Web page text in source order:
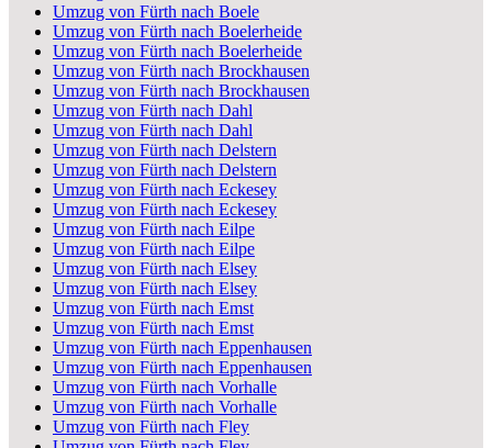
Umzug von Fürth nach Boele
Umzug von Fürth nach Boelerheide
Umzug von Fürth nach Boelerheide
Umzug von Fürth nach Brockhausen
Umzug von Fürth nach Brockhausen
Umzug von Fürth nach Dahl
Umzug von Fürth nach Dahl
Umzug von Fürth nach Delstern
Umzug von Fürth nach Delstern
Umzug von Fürth nach Eckesey
Umzug von Fürth nach Eckesey
Umzug von Fürth nach Eilpe
Umzug von Fürth nach Eilpe
Umzug von Fürth nach Elsey
Umzug von Fürth nach Elsey
Umzug von Fürth nach Emst
Umzug von Fürth nach Emst
Umzug von Fürth nach Eppenhausen
Umzug von Fürth nach Eppenhausen
Umzug von Fürth nach Vorhalle
Umzug von Fürth nach Vorhalle
Umzug von Fürth nach Fley